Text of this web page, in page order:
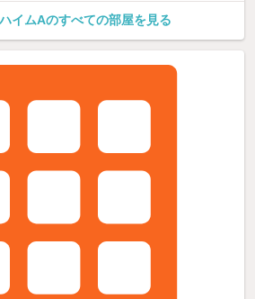
イムAのすべての部屋を見る